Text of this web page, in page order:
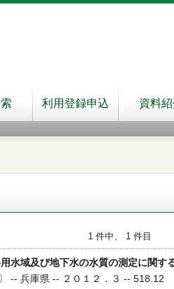
利用登録申込 資料
1 件中、 1 件目
用水域及び地下水の水質の測定に関す
-- 兵庫県 -- ２０１２．３ -- 518.12